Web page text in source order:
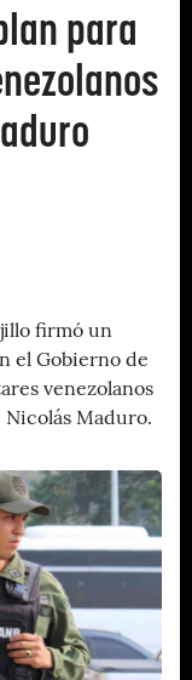
para
firmó un
el Gobierno de
venezolanos
Maduro.